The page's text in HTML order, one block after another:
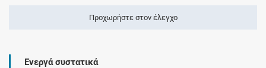
Προχωρήστε στον έλεγχο
Ενεργά συστατικά